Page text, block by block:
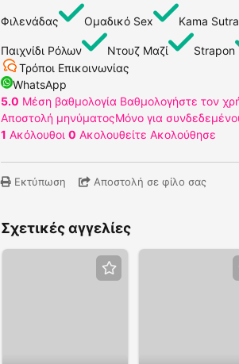
Φιλενάδας Ομαδικό Sex Kama Sutra
Παιχνίδι Ρόλων Ντουζ Μαζί
Strapon
Τρόποι Επικοινωνίας
WhatsApp
5.0 Μέση βαθμολογία Βαθμολογήστε τον
Αποστολή μηνύματοςΜόνο για
1 Ακόλουθοι 0 Ακολουθείτε Ακολούθησε
Εκτύπωση Αποστολή σε φίλο σας
Σχετικές αγγελίες